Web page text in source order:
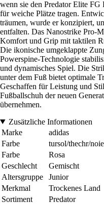
wenn sie den Predator Elite
für weiche Plätze tragen.
träumen, wurde er konzipiert,
entfalten. Das Nanostrike Pro-
Komfort und Grip mit taktilen
Die ikonische umgeklappte
Powerspine-Technologie
und dynamisches Spiel. Die
unter dem Fuß bietet optimale
Geschaffen für Leistung und
Fußballschuh der neuen
übernehmen.
Zusätzliche Informationen
Marke
adidas
Farbe
tursol/thechr/
Farbe
Rosa
Geschlecht
Gemischt
Altersgruppe
Junior
Merkmal
Trockenes Land
Sortiment
Predator